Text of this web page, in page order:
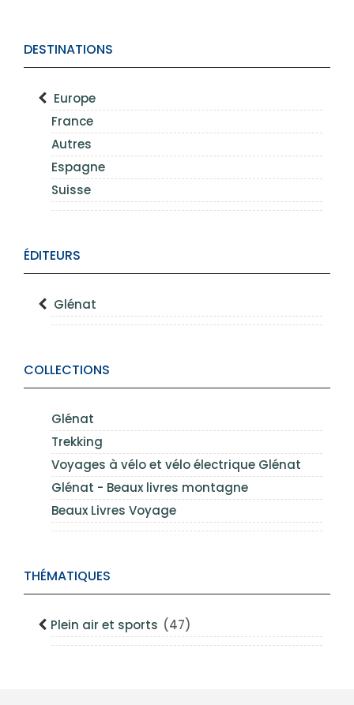
DESTINATIONS
Europe
France
Autres
Espagne
Suisse
ÉDITEURS
Glénat
COLLECTIONS
Glénat
Trekking
Voyages à vélo et vélo électrique Glénat
Glénat - Beaux livres montagne
Beaux Livres Voyage
THÉMATIQUES
Plein air et sports (47)